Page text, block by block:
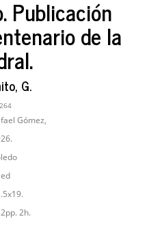
Publicación
de la
G.
Gómez,
ed
2h.